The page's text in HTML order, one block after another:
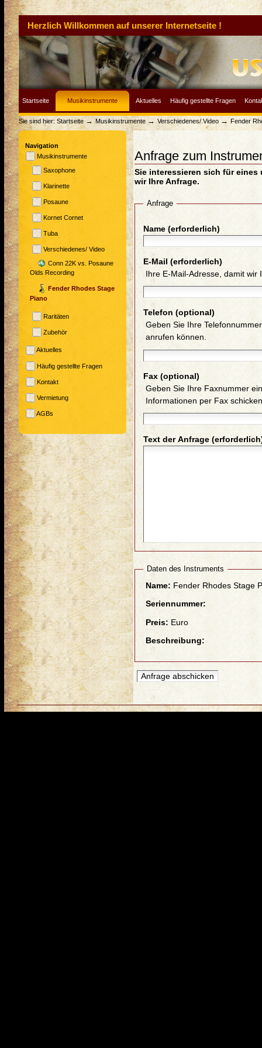
Herzlich Willkommen auf unserer Internetseite !
Startseite Musikinstrumente Aktuelles Häufig gestellte Fragen
Sie sind hier: Startseite →Musikinstrumente →Verschiedenes/ Video →Fender
Navigation
Musikinstrumente
Saxophone
Klarinette
Posaune
Kornet Cornet
Tuba
Verschiedenes/ Video
Conn 22K vs. Posaune
Olds Recording
Fender Rhodes Stage
Piano
Raritäten
Zubehör
Aktuelles
Häufig gestellte Fragen
Kontakt
Vermietung
AGBs
Anfrage zum
Sie interessieren sich für eines
wir Ihre Anfrage.
Anfrage
Name (erforderlich)
E-Mail (erforderlich)
Ihre E-Mail-Adresse, damit wir
Telefon (optional)
Geben Sie Ihre
anrufen können.
Fax (optional)
Geben Sie Ihre Faxnummer
Informationen per Fax
Text der Anfrage
Daten des Instruments
Name: Fender Rhodes Stage
Seriennummer:
Preis: Euro
Beschreibung: